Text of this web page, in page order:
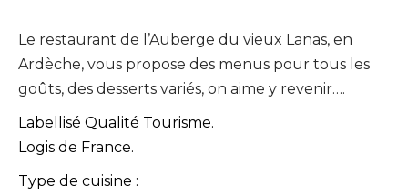
Le restaurant de l’Auberge du vieux Lanas, en
Ardèche, vous propose des menus pour tous les
goûts, des desserts variés, on aime y revenir….
Labellisé Qualité Tourisme.
Logis de France.
Type de cuisine :